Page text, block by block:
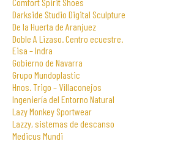
Darkside Studio Digital Sculpture
De la Huerta de Aranjuez
Doble A Lizaso. Centro ecuestre.
Eisa – Indra
Gobierno de Navarra
Grupo Mundoplastic
Hnos. Trigo – Villaconejos
Ingeniería del Entorno Natural
Lazy Monkey Sportwear
Lazzy, sistemas de descanso
Medicus Mundi